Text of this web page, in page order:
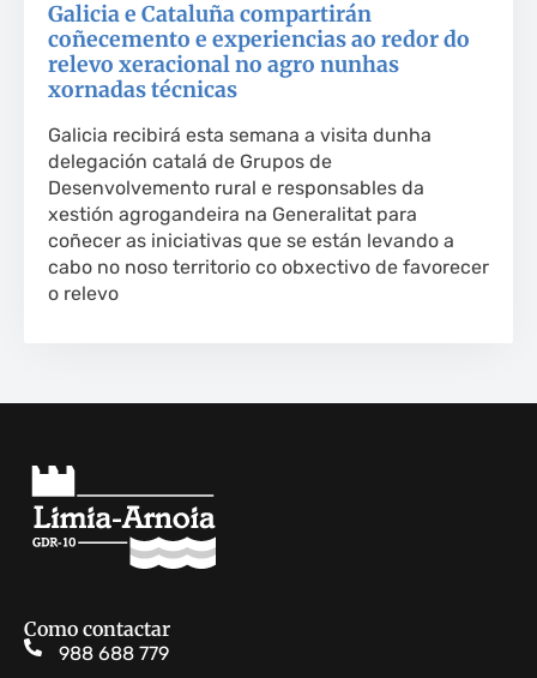
Galicia e Cataluña compartirán
coñecemento e experiencias ao redor do
relevo xeracional no agro nunhas
xornadas técnicas
Galicia recibirá esta semana a visita dunha
delegación catalá de Grupos de
Desenvolvemento rural e responsables da
xestión agrogandeira na Generalitat para
coñecer as iniciativas que se están levando a
cabo no noso territorio co obxectivo de favorecer
o relevo
Como contactar
988 688 779